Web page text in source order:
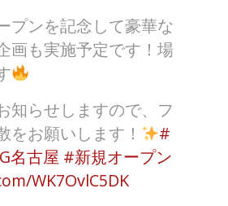
プンを記念して豪華な
画も実施予定です！場
知らせしますので、フ
をお願いします！
#
名古屋 #新規オープン
WK7OvlC5DK